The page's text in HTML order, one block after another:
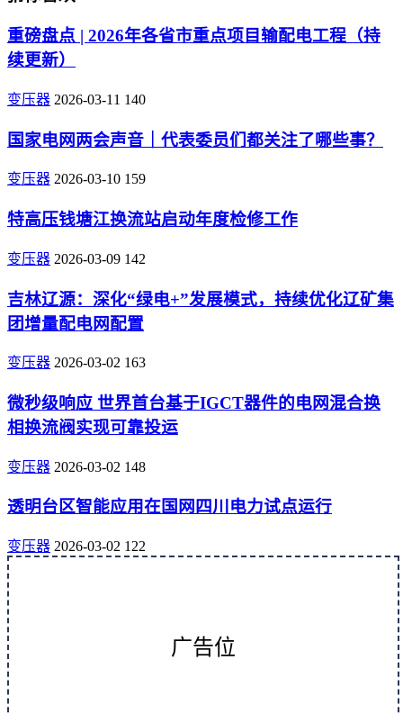
重磅盘点 | 2026年各省市重点项目输配电工程（持
续更新）
变压器 2026-03-11 140
国家电网两会声音｜代表委员们都关注了哪些事？
变压器 2026-03-10 159
特高压钱塘江换流站启动年度检修工作
变压器 2026-03-09 142
吉林辽源：深化“绿电+”发展模式，持续优化辽矿集
团增量配电网配置
变压器 2026-03-02 163
微秒级响应 世界首台基于IGCT器件的电网混合换
相换流阀实现可靠投运
变压器 2026-03-02 148
透明台区智能应用在国网四川电力试点运行
变压器 2026-03-02 122
广告位